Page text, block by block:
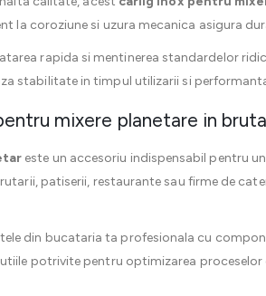
la coroziune si uzura mecanica asigura
rapida si mentinerea standardelor
stabilitate in timpul utilizarii si
mixere planetare in
este un accesoriu indispensabil pentru
patiserii, restaurante sau firme de
din bucataria ta profesionala cu
potrivite pentru optimizarea proceselor